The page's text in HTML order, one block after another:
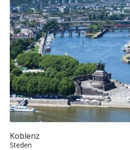
Koblenz
Steden